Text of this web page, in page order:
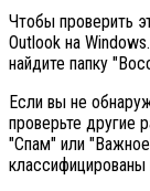
Чтобы проверить
Outlook на
найдите папку
Если вы не
проверьте другие
"Спам" или
классифицированы